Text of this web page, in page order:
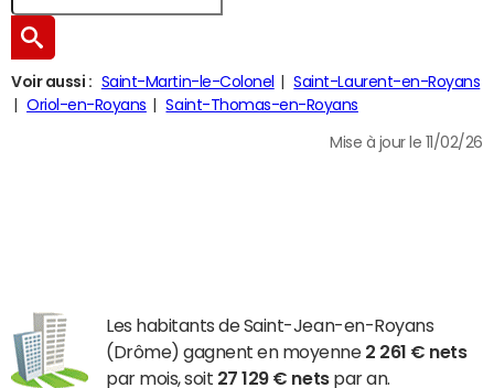
Voir aussi : Saint-Martin-le-Colonel
Saint-Laurent-en-Royans
Oriol-en-Royans
Saint-Thomas-en-Royans
Mise à jour le 11/02/26
Les habitants de Saint-Jean-en-Royans
(Drôme) gagnent en moyenne 2 261 € nets
par mois, soit 27 129 € netspar an.